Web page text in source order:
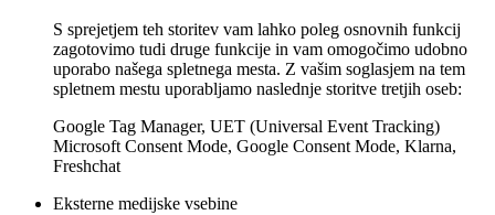
S sprejetjem teh storitev vam lahko poleg osnovnih funkcij
zagotovimo tudi druge funkcije in vam omogočimo udobno
uporabo našega spletnega mesta. Z vašim soglasjem na tem
spletnem mestu uporabljamo naslednje storitve tretjih oseb:
Google Tag Manager, UET (Universal Event Tracking)
Microsoft Consent Mode, Google Consent Mode, Klarna,
Freshchat
Eksterne medijske vsebine